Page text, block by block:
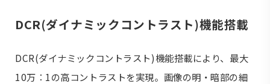
DCR(ダイナミックコントラスト)機能搭載
DCR(ダイナミックコントラスト)機能搭載により、最大
10万：1の高コントラストを実現。画像の明・暗部の細